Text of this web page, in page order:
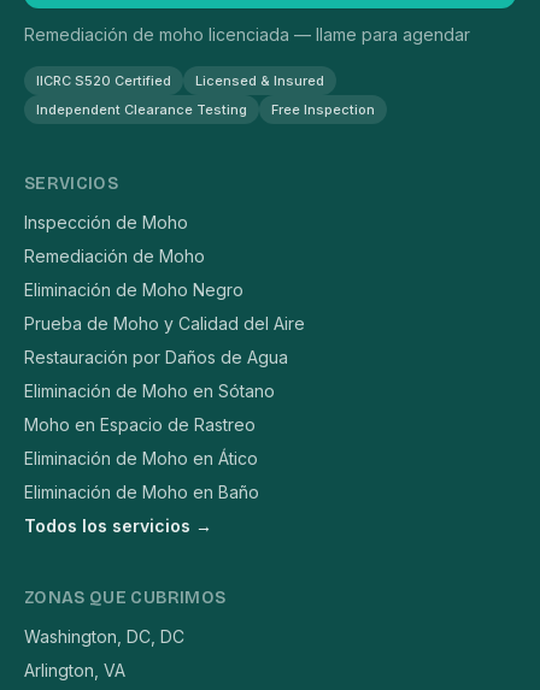
Remediación de moho licenciada — llame para agendar
IICRC S520 Certified
Licensed & Insured
Independent Clearance Testing
Free Inspection
SERVICIOS
Inspección de Moho
Remediación de Moho
Eliminación de Moho Negro
Prueba de Moho y Calidad del Aire
Restauración por Daños de Agua
Eliminación de Moho en Sótano
Moho en Espacio de Rastreo
Eliminación de Moho en Ático
Eliminación de Moho en Baño
Todos los servicios →
ZONAS QUE CUBRIMOS
Washington, DC, DC
Arlington, VA